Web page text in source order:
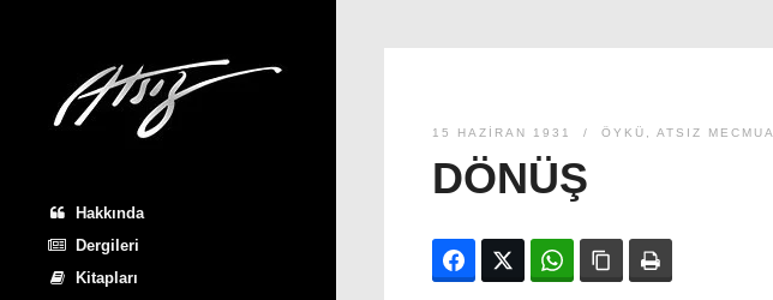
Hakkında
Dergileri
Kitapları
15 HAZIRAN 1931 ÖYKÜ ATSIZ MECMUA
DÖNÜŞ
FacebookTwitter WhatsAppBağlanıyı kopyala